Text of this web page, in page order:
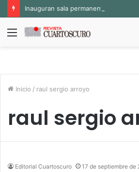
Menú
Inicio / raul sergio arroyo
raul sergio
Editorial Cuartoscuro 17 de septiembre de